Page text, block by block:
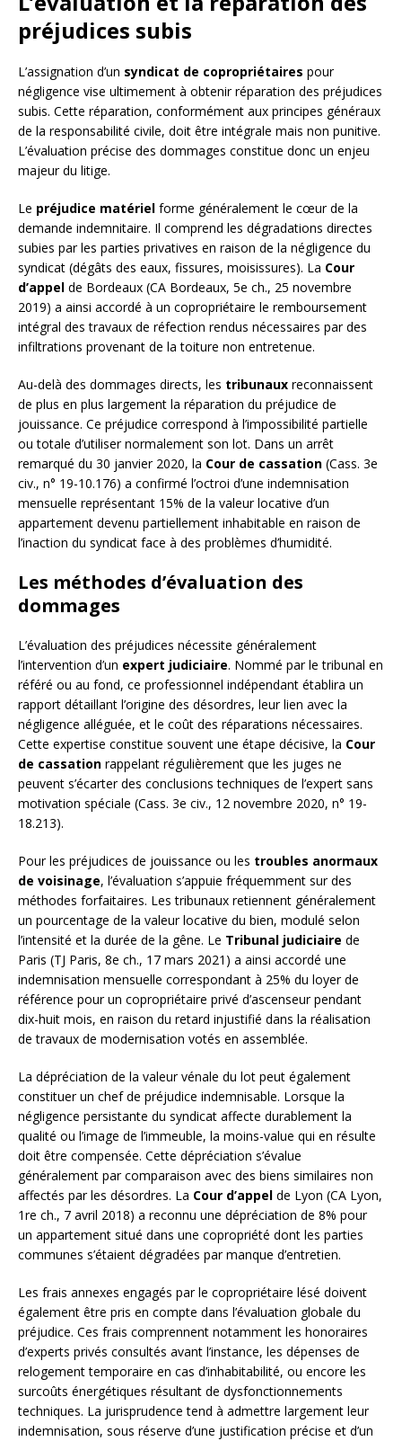
préjudices subis
L’assignation d’un syndicat de copropriétaires pour
négligence vise ultimement à obtenir réparation des préjudices
subis. Cette réparation, conformément aux principes généraux
de la responsabilité civile, doit être intégrale mais non punitive.
L’évaluation précise des dommages constitue donc un enjeu
majeur du litige.
Le préjudice matériel forme généralement le cœur de la
demande indemnitaire. Il comprend les dégradations directes
subies par les parties privatives en raison de la négligence du
syndicat (dégâts des eaux, fissures, moisissures). La Cour
d’appel de Bordeaux (CA Bordeaux, 5e ch., 25 novembre
2019) a ainsi accordé à un copropriétaire le remboursement
intégral des travaux de réfection rendus nécessaires par des
infiltrations provenant de la toiture non entretenue.
Au-delà des dommages directs, les tribunaux reconnaissent
de plus en plus largement la réparation du préjudice de
jouissance. Ce préjudice correspond à l’impossibilité partielle
ou totale d’utiliser normalement son lot. Dans un arrêt
remarqué du 30 janvier 2020, la Cour de cassation (Cass. 3e
civ., n° 19-10.176) a confirmé l’octroi d’une indemnisation
mensuelle représentant 15% de la valeur locative d’un
appartement devenu partiellement inhabitable en raison de
l’inaction du syndicat face à des problèmes d’humidité.
Les méthodes d’évaluation des
dommages
L’évaluation des préjudices nécessite généralement
l’intervention d’un expert judiciaire. Nommé par le tribunal en
référé ou au fond, ce professionnel indépendant établira un
rapport détaillant l’origine des désordres, leur lien avec la
négligence alléguée, et le coût des réparations nécessaires.
Cette expertise constitue souvent une étape décisive, la Cour
de cassation rappelant régulièrement que les juges ne
peuvent s’écarter des conclusions techniques de l’expert sans
motivation spéciale (Cass. 3e civ., 12 novembre 2020, n° 19-
18.213).
Pour les préjudices de jouissance ou les troubles anormaux
de voisinage, l’évaluation s’appuie fréquemment sur des
méthodes forfaitaires. Les tribunaux retiennent généralement
un pourcentage de la valeur locative du bien, modulé selon
l’intensité et la durée de la gêne. Le Tribunal judiciaire de
Paris (TJ Paris, 8e ch., 17 mars 2021) a ainsi accordé une
indemnisation mensuelle correspondant à 25% du loyer de
référence pour un copropriétaire privé d’ascenseur pendant
dix-huit mois, en raison du retard injustifié dans la réalisation
de travaux de modernisation votés en assemblée.
La dépréciation de la valeur vénale du lot peut également
constituer un chef de préjudice indemnisable. Lorsque la
négligence persistante du syndicat affecte durablement la
qualité ou l’image de l’immeuble, la moins-value qui en résulte
doit être compensée. Cette dépréciation s’évalue
généralement par comparaison avec des biens similaires non
affectés par les désordres. La Cour d’appel de Lyon (CA Lyon,
1re ch., 7 avril 2018) a reconnu une dépréciation de 8% pour
un appartement situé dans une copropriété dont les parties
communes s’étaient dégradées par manque d’entretien.
Les frais annexes engagés par le copropriétaire lésé doivent
également être pris en compte dans l’évaluation globale du
préjudice. Ces frais comprennent notamment les honoraires
d’experts privés consultés avant l’instance, les dépenses de
relogement temporaire en cas d’inhabitabilité, ou encore les
surcoûts énergétiques résultant de dysfonctionnements
techniques. La jurisprudence tend à admettre largement leur
indemnisation, sous réserve d’une justification précise et d’un